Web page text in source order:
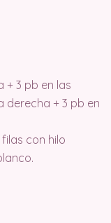
+ 3 pb en las
derecha + 3 pb en
con hilo